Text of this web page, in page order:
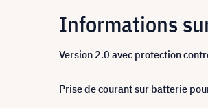
Informations
Version 2.0 avec protection
Prise de courant sur batterie